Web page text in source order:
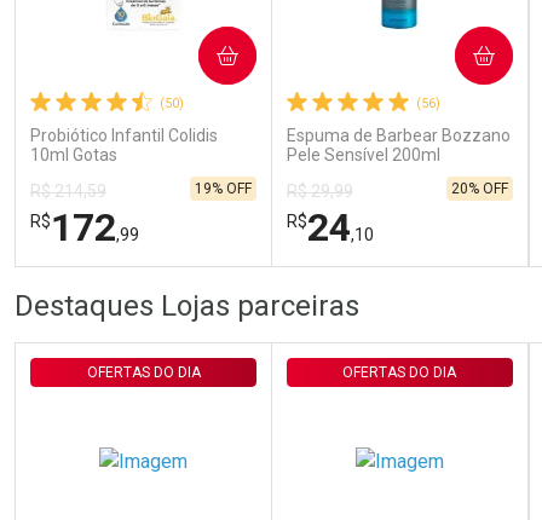
Comprar sem Desconto
Por R$ 29,30/cada
Comprar sem Desconto
Por R$ 29,30/cada
(50)
Probiótico Infantil Colidis
10ml Gotas
R$ 214,59
R$172,99
19% OFF
COMPRAR
FECHAR
Laboratório
FECHAR
Por Menos
(56)
Espuma de Barbear Bozzano
Pele Sensível 200ml
R$ 29,99
R$24,10
20% OFF
COMPRAR
Por Menos
Destaques Lojas parceiras
OFERTAS DO DIA OFERTAS DO DIA